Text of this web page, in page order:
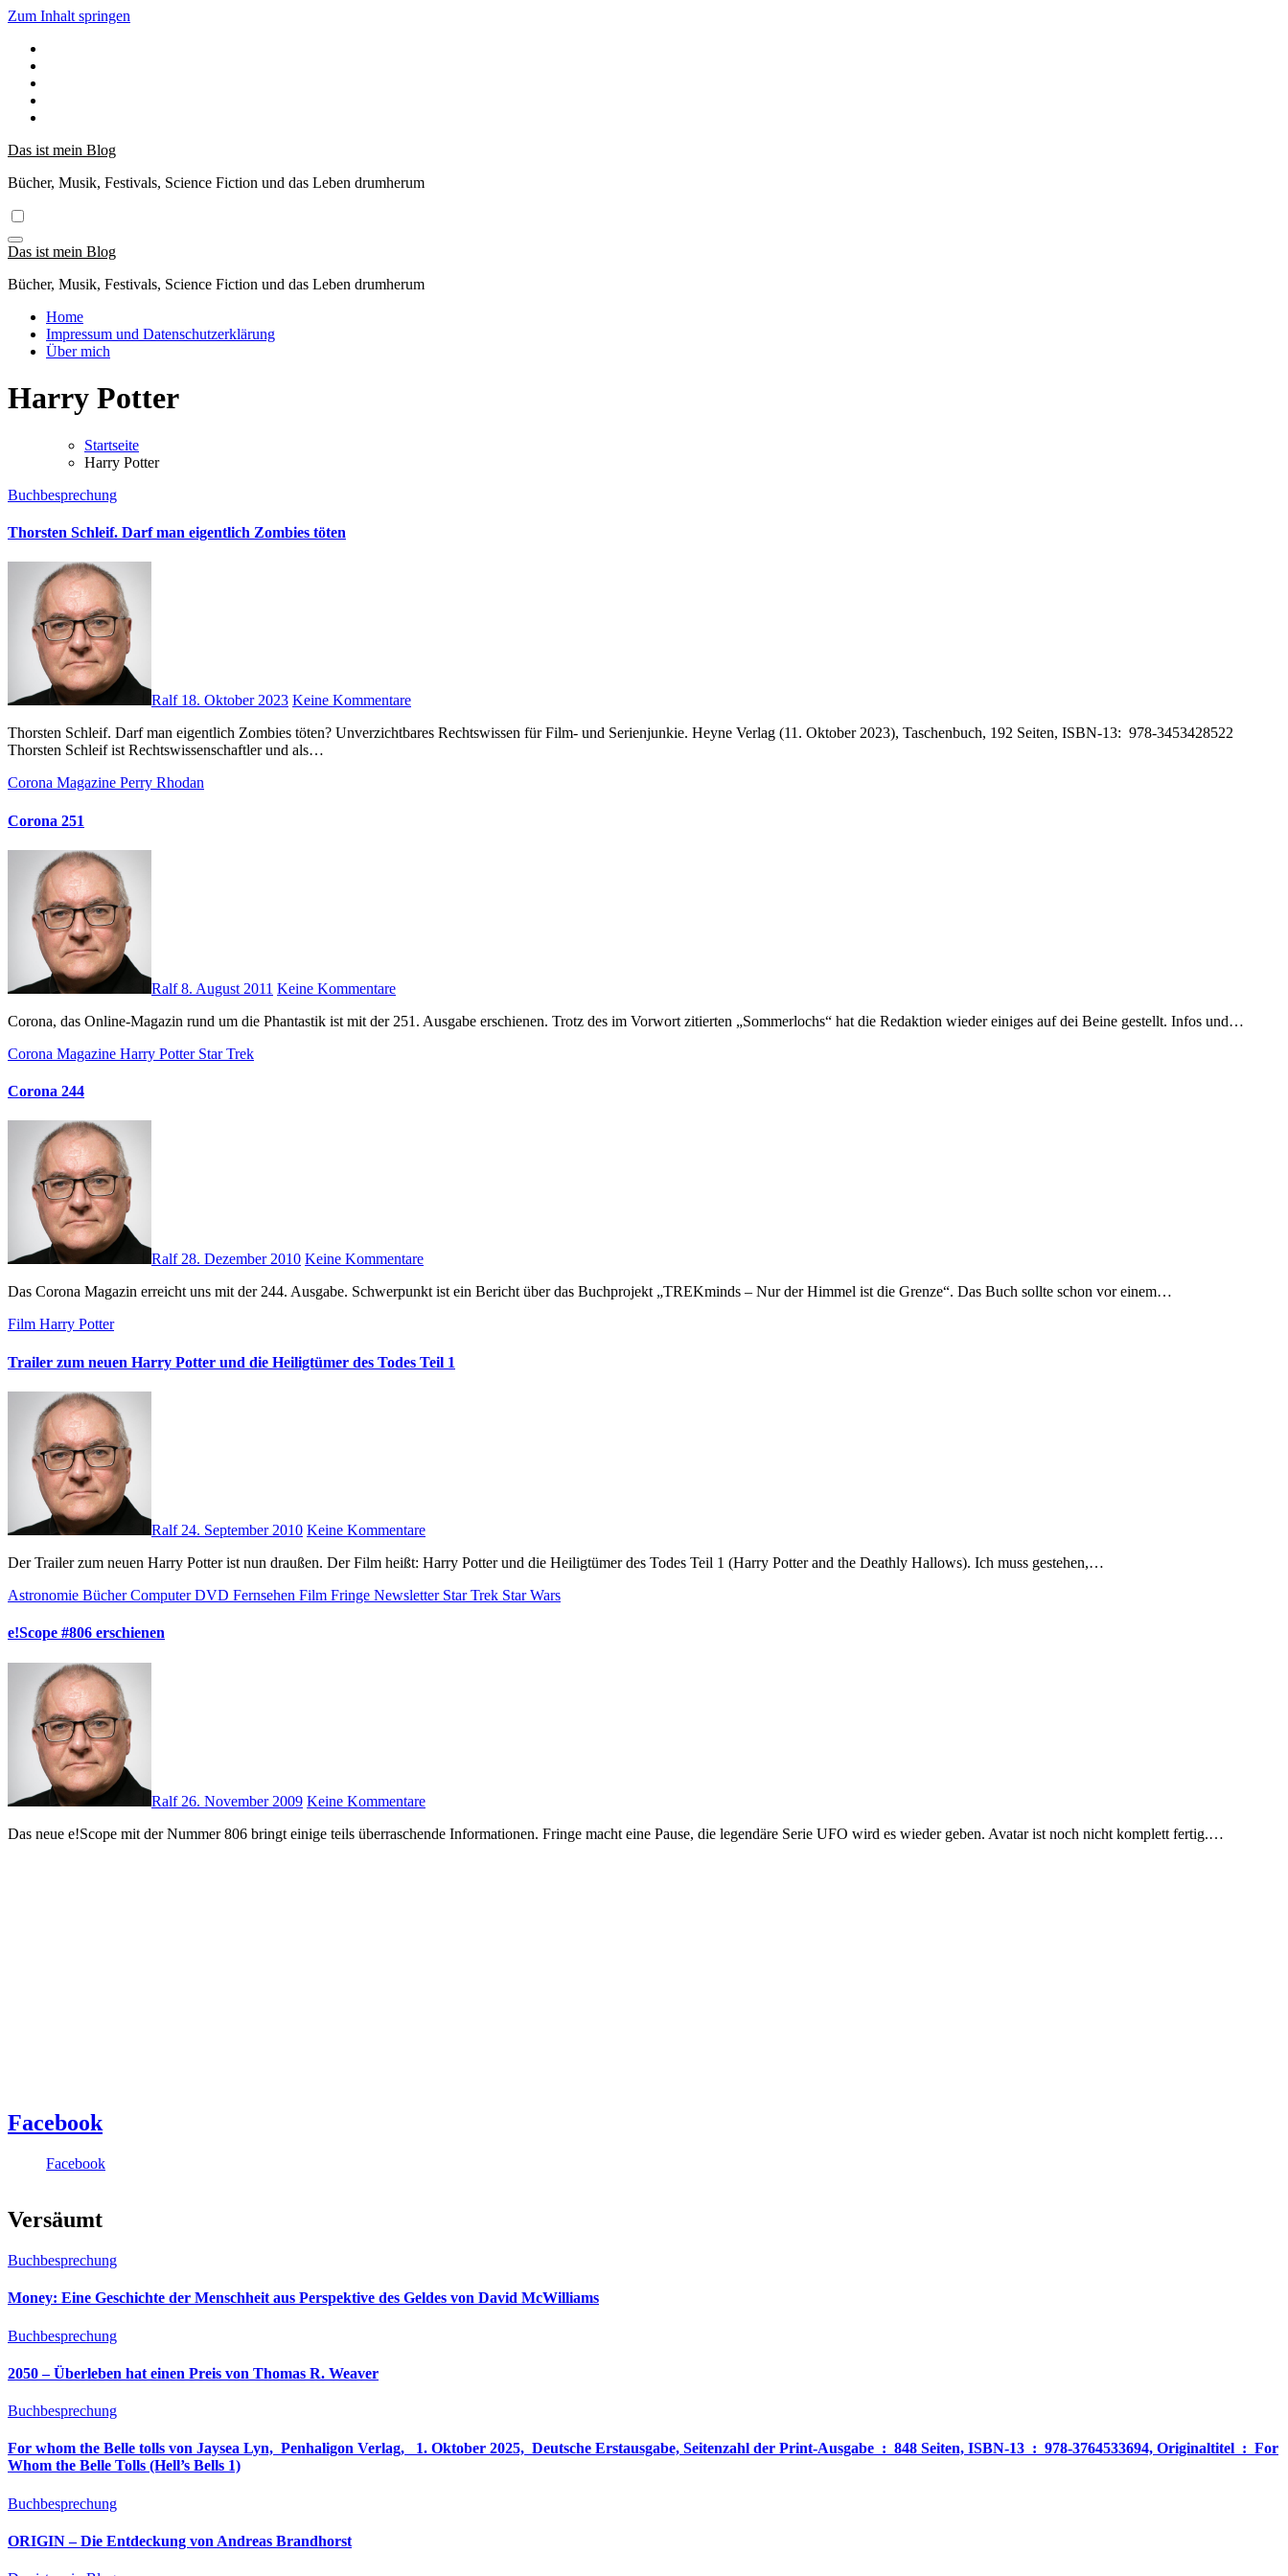
Zum Inhalt springen
Das ist mein Blog
Bücher, Musik, Festivals, Science Fiction und das Leben drumherum
Das ist mein Blog
Bücher, Musik, Festivals, Science Fiction und das Leben drumherum
Home
Impressum und Datenschutzerklärung
Über mich
Harry Potter
Startseite
Harry Potter
Buchbesprechung
Thorsten Schleif. Darf man eigentlich Zombies töten
Ralf 18. Oktober 2023 Keine Kommentare
Thorsten Schleif. Darf man eigentlich Zombies töten? Unverzichtbares Rechtswissen für Film- und Serienjunkie. Heyne Verlag (11. Oktober 2023), Taschenbuch, 192 Seiten, ISBN-13‏: ‎ 978-3453428522
Thorsten Schleif ist Rechtswissenschaftler und als…
Corona Magazine Perry Rhodan
Corona 251
Ralf8. August 2011 Keine Kommentare
Corona, das Online-Magazin rund um die Phantastik ist mit der 251. Ausgabe erschienen. Trotz des im Vorwort zitierten „Sommerlochs“ hat die Redaktion wieder einiges auf dei Beine gestellt. Infos und…
Corona Magazine Harry Potter Star Trek
Corona 244
Ralf28. Dezember 2010 Keine Kommentare
Das Corona Magazin erreicht uns mit der 244. Ausgabe. Schwerpunkt ist ein Bericht über das Buchprojekt „TREKminds – Nur der Himmel ist die Grenze“. Das Buch sollte schon vor einem…
Film Harry Potter
Trailer zum neuen Harry Potter und die Heiligtümer des Todes Teil 1
Ralf 24. September 2010 Keine Kommentare
Der Trailer zum neuen Harry Potter ist nun draußen. Der Film heißt: Harry Potter und die Heiligtümer des Todes Teil 1 (Harry Potter and the Deathly Hallows). Ich muss gestehen,…
Astronomie BücherComputerDVD Fernsehen Film Fringe Newsletter Star Trek Star Wars
e!Scope #806 erschienen
Ralf 26. November 2009 Keine Kommentare
Das neue e!Scope mit der Nummer 806 bringt einige teils überraschende Informationen. Fringe macht eine Pause, die legendäre Serie UFO wird es wieder geben. Avatar ist noch nicht komplett fertig.…
Facebook
Facebook
Versäumt
Buchbesprechung
Money: Eine Geschichte der Menschheit aus Perspektive des Geldes von David McWilliams
Buchbesprechung
2050 – Überleben hat einen Preis von Thomas R. Weaver
Buchbesprechung
For whom the Belle tolls von Jaysea Lyn, ‎ Penhaligon Verlag, ‎ 1. Oktober 2025, ‎ Deutsche Erstausgabe, Seitenzahl der Print-Ausgabe ‏ : ‎ 848 Seiten, ISBN-13 ‏ : ‎ 978-3764533694, Originaltitel ‏ : ‎ For
Whom the Belle Tolls (Hell’s Bells 1)
Buchbesprechung
ORIGIN – Die Entdeckung von Andreas Brandhorst